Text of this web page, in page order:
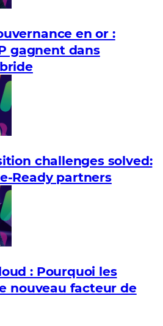
en or :
gagnent dans
challenges solved:
partners
: Pourquoi les
nouveau facteur de